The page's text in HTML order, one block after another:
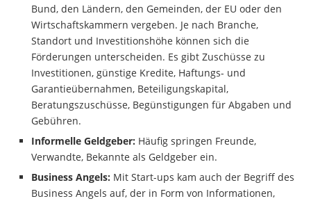
Bund, den Ländern, den Gemeinden, der EU oder den
Wirtschaftskammern vergeben. Je nach Branche,
Standort und Investitionshöhe können sich die
Förderungen unterscheiden. Es gibt Zuschüsse zu
Investitionen, günstige Kredite, Haftungs- und
Garantieübernahmen, Beteiligungskapital,
Beratungszuschüsse, Begünstigungen für Abgaben und
Gebühren.
Informelle Geldgeber: Häufig springen Freunde,
Verwandte, Bekannte als Geldgeber ein.
Business Angels: Mit Start-ups kam auch der Begriff des
Business Angels auf, der in Form von Informationen,